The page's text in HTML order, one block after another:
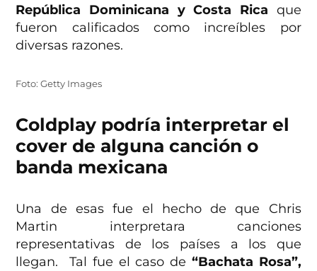
República Dominicana y Costa Rica que
fueron calificados como increíbles por
diversas razones.
Foto: Getty Images
Coldplay podría interpretar el
cover de alguna canción o
banda mexicana
Una de esas fue el hecho de que Chris
Martin interpretara canciones
representativas de los países a los que
llegan. Tal fue el caso de “Bachata Rosa”,